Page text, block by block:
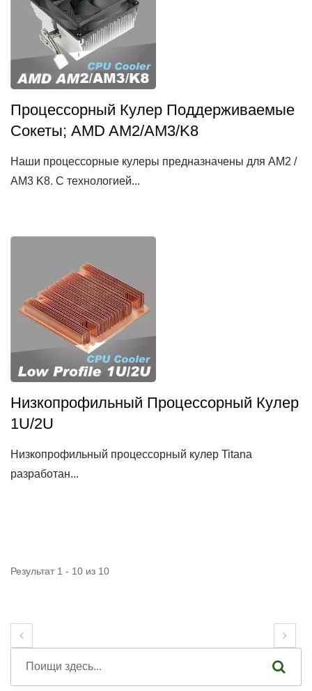
Процессорный Кулер Поддерживаемые
Сокеты; AMD AM2/AM3/K8
Наши процессорные кулеры предназначены для AM2 /
AM3 K8. С технологией...
Низкопрофильный Процессорный Кулер
1U/2U
Низкопрофильный процессорный кулер Titanа
разработан...
Результат 1 - 10 из 10